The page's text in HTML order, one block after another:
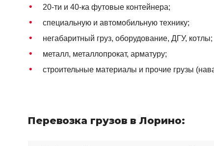
20-ти и 40-ка футовые контейнера;
специальную и автомобильную технику;
негабаритный груз, оборудование, ДГУ, котлы;
металл, металлопрокат, арматуру;
строительные материалы и прочие грузы
Перевозка грузов в Лорино: